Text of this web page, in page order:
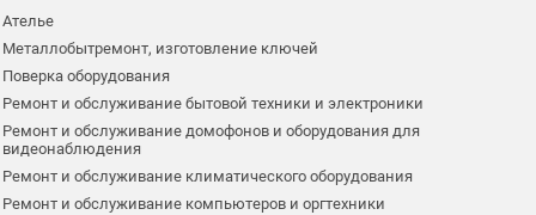
Ателье
Металлобытремонт, изготовление ключей
Поверка оборудования
Ремонт и обслуживание бытовой техники и электроники
Ремонт и обслуживание домофонов и оборудования для
видеонаблюдения
Ремонт и обслуживание климатического оборудования
Ремонт и обслуживание компьютеров и оргтехники